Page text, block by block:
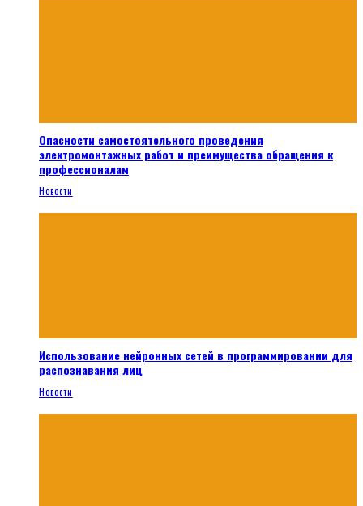
Опасности самостоятельного проведения
электромонтажных работ и преимущества обращения к
профессионалам
Новости
Использование нейронных сетей в программировании для
распознавания лиц
Новости